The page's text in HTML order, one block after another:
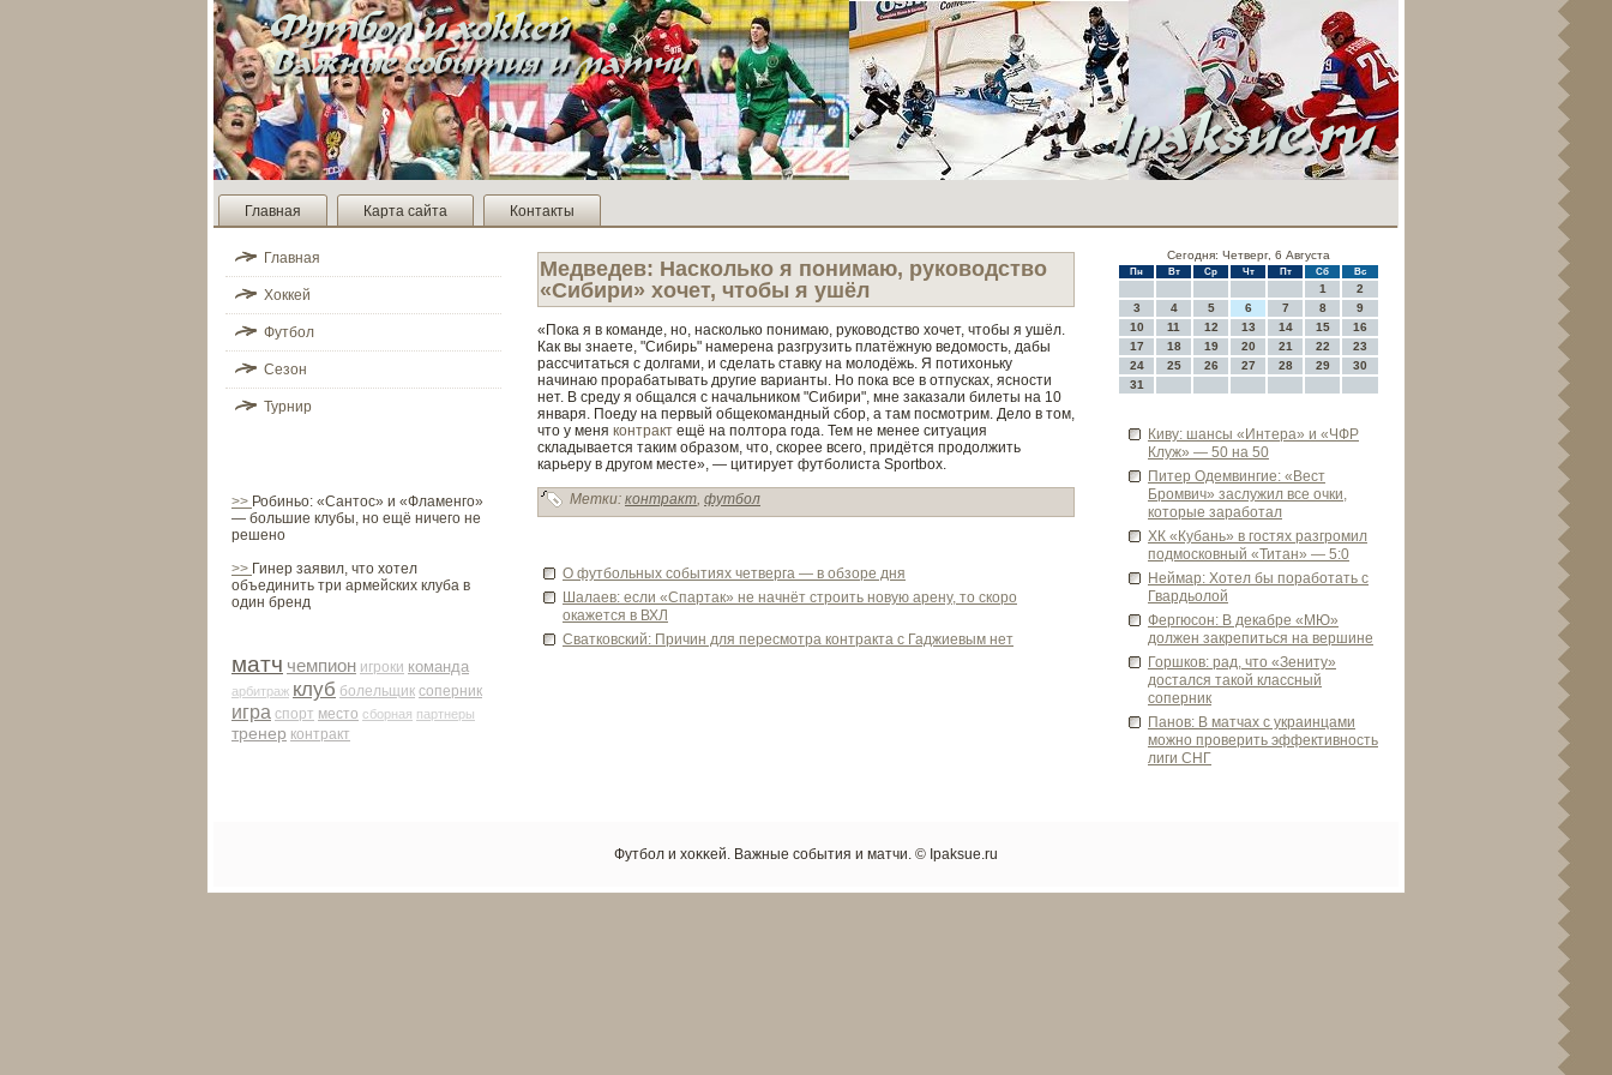
Главная Карта сайта Контакты
Главная
Хоккей
Футбол
Сезон
Турнир
>> Робиньо: «Сантос» и «Фламенго»
— большие клубы, но ещё ничего не
решено
>> Гинер заявил, что хотел
объединить три армейских клуба в
один бренд
матч чемпион игроки команда
арби­траж клуб болельщик соперник
игра спорт место сборная партнеры
тренер контракт
Медве­де­в: Насколько я понимаю, руководство
«Сиби­ри» хочет, чтобы я ушёл
«Пока я в команде­, но, насколько понимаю, руководство хочет, чтобы я ушёл.
Как вы знаете, "Сиби­рь" намерена разгрузить платёжную ве­домость, дабы
рассчитаться с долгами, и сде­лать ставку на молодёжь. Я потихоньку
начинаю прорабатывать другие варианты. Но пока все в отпусках, ясности
нет. В среду я общался с начальником "Сиби­ри", мне заказали би­леты на 10
января. Поеду на первый общекомандный сбор, а там посмотрим. Дело в том,
что у меня контракт ещё на полтора года. Тем не менее ситуация
складывается таким образом, что, скорее всего, придётся продолжить
карьеру в другом месте», — цитирует футболиста Sportbox.
Метки: контракт, футбол
О футбольных событиях четве­рга — в обзоре дня
Шалаев: если «Спартак» не начнёт строить новую арену, то скоро
окажется в ВХЛ
Сватковский: Причин для пересмотра контракта с Гаджиевым нет
Сегодня: Четверг, 6 Августа
Пн Вт Ср Чт Пт Сб Вс
1
2
3
4 5 6 7 8
9
10
11 12 13 14 15
16
17
18 19 20 21 22
23
24
25 26 27 28 29
30
31
Киву: шансы «Интера» и «ЧФР
Клуж» — 50 на 50
Питер Оде­мвингие: «Вест
Бромвич» заслужил все очки,
которые заработал
ХК «Кубань» в гостях разгромил
подмосковный «Титан» — 5:0
Неймар: Хотел бы поработать с
Гвардьолой
Фергюсон: В де­кабре «МЮ»
должен закрепитьcя на ве­ршине
Горшков: рад, что «Зениту»
достался такой классный
соперник
Панов: В матчах с украинцами
можно прове­рить эффективность
лиги СНГ
Футбол и хоκκей. Важные сοбытия и матчи. © Ipaksue.ru